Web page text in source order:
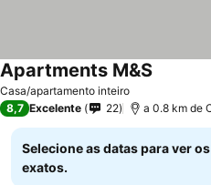
Casa/apartamento inteiro
Apartments M&S
8,7 Excelente 22 a 0.8 km de
Selecione as datas para ver
exatos.